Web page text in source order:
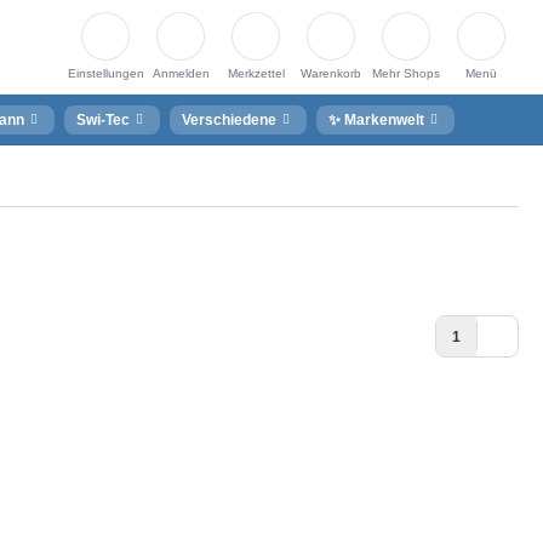
Einstellungen Anmelden Merkzettel Warenkorb Mehr Shops Menü
Swi-Tec Verschiedene ✨ Markenwelt
1